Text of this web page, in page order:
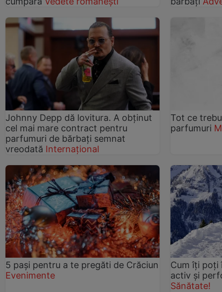
Johnny Depp dă lovitura. A obținut
cel mai mare contract pentru
parfumuri de bărbați semnat
vreodată Internațional
Tot ce
parfumuri
5 paşi pentru a te pregăti de Crăciun
Evenimente
Cum îți poți
activ și
Sănătate!